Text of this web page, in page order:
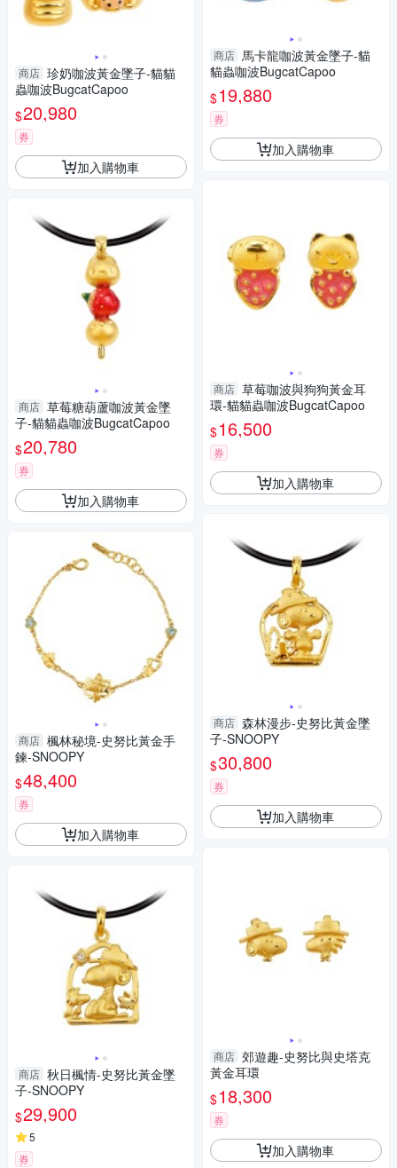
商店 珍奶咖波黃金墜子-貓貓
蟲咖波BugcatCapoo
$20,980
券
加入購物車
商店 草莓糖葫蘆咖波黃金墜
子-貓貓蟲咖波BugcatCapoo
$20,780
券
加入購物車
商店 楓林秘境-史努比黃金手
鍊-SNOOPY
$48,400
券
加入購物車
商店 秋日楓情-史努比黃金墜
子-SNOOPY
$29,900
5
券
商店 馬卡龍咖波黃金墜子-貓
貓蟲咖波BugcatCapoo
$19,880
券
加入購物車
商店 草莓咖波與狗狗黃金耳
環-貓貓蟲咖波BugcatCapoo
$16,500
券
加入購物車
商店 森林漫步-史努比黃金墜
子-SNOOPY
$30,800
券
加入購物車
商店 郊遊趣-史努比與史塔克
黃金耳環
$18,300
券
加入購物車